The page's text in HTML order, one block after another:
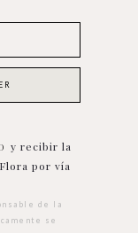
y recibir la
por vía
de la
se